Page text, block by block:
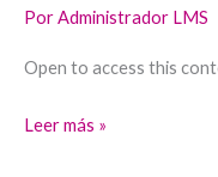
PorAdministrador LMS
Open to access this
imágenes
Leer más »